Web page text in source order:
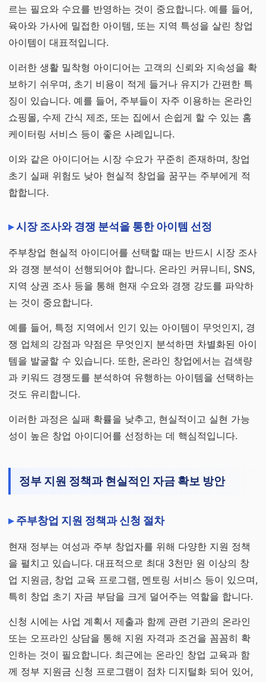
르는 필요와 수요를 반영하는 것이 중요합니다. 예를 들어,
육아와 가사에 밀접한 아이템, 또는 지역 특성을 살린 창업
아이템이 대표적입니다.
이러한 생활 밀착형 아이디어는 고객의 신뢰와 지속성을 확
보하기 쉬우며, 초기 비용이 적게 들거나 유지가 간편한 특
징이 있습니다. 예를 들어, 주부들이 자주 이용하는 온라인
쇼핑몰, 수제 간식 제조, 또는 집에서 손쉽게 할 수 있는 홈
케이터링 서비스 등이 좋은 사례입니다.
이와 같은 아이디어는 시장 수요가 꾸준히 존재하며, 창업
초기 실패 위험도 낮아 현실적 창업을 꿈꾸는 주부에게 적
합합니다.
시장 조사와 경쟁 분석을 통한 아이템 선정
주부창업 현실적 아이디어를 선택할 때는 반드시 시장 조사
와 경쟁 분석이 선행되어야 합니다. 온라인 커뮤니티, SNS,
지역 상권 조사 등을 통해 현재 수요와 경쟁 강도를 파악하
는 것이 중요합니다.
예를 들어, 특정 지역에서 인기 있는 아이템이 무엇인지, 경
쟁 업체의 강점과 약점은 무엇인지 분석하면 차별화된 아이
템을 발굴할 수 있습니다. 또한, 온라인 창업에서는 검색량
과 키워드 경쟁도를 분석하여 유행하는 아이템을 선택하는
것도 유리합니다.
이러한 과정은 실패 확률을 낮추고, 현실적이고 실현 가능
성이 높은 창업 아이디어를 선정하는 데 핵심적입니다.
정부 지원 정책과 현실적인 자금 확보 방안
주부창업 지원 정책과 신청 절차
현재 정부는 여성과 주부 창업자를 위해 다양한 지원 정책
을 펼치고 있습니다. 대표적으로 최대 3천만 원 이상의 창
업 지원금, 창업 교육 프로그램, 멘토링 서비스 등이 있으며,
특히 창업 초기 자금 부담을 크게 덜어주는 역할을 합니다.
신청 시에는 사업 계획서 제출과 함께 관련 기관의 온라인
또는 오프라인 상담을 통해 지원 자격과 조건을 꼼꼼히 확
인하는 것이 필요합니다. 최근에는 온라인 창업 교육과 함
께 정부 지원금 신청 프로그램이 점차 디지털화 되어 있어,